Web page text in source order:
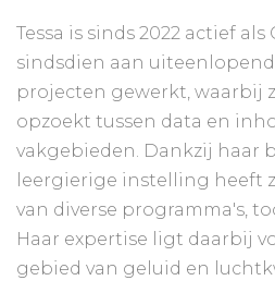
Tessa is sinds 2022 actief
sindsdien aan
projecten gewerkt, waarbij
opzoekt tussen data en
vakgebieden. Dankzij haar
leergierige instelling heeft
van diverse programma's,
Haar expertise ligt daarbij
gebied van geluid en